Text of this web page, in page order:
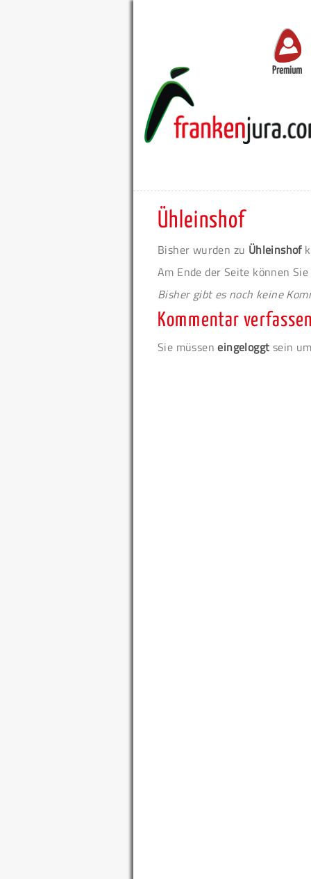
Premium
Ühleinshof
Bisher wurden zu Ühleinshof
Am Ende der Seite können
Bisher gibt es noch keine
Kommentar
Sie müsseneingeloggt sein